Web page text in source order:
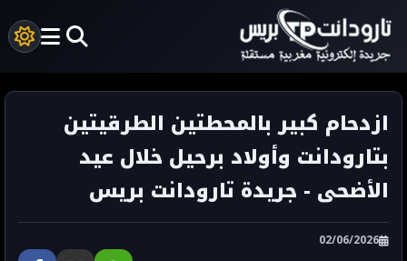
ازدحام كبير بالمحطتين الطرقيتين
بتارودانت وأولاد برحيل خلال عيد
الأضحى - جريدة تارودانت بريس
02/06/2026